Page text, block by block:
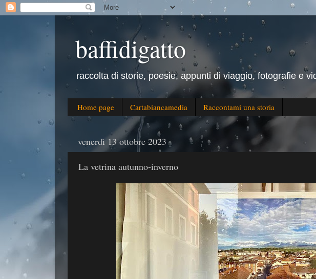
baffidigatto
raccolta di storie, poesie, appunti di viaggio, fotografie e
Home page Cartabiancamedia Raccontami una storia
venerdì 13 ottobre 2023
La vetrina autunno-inverno